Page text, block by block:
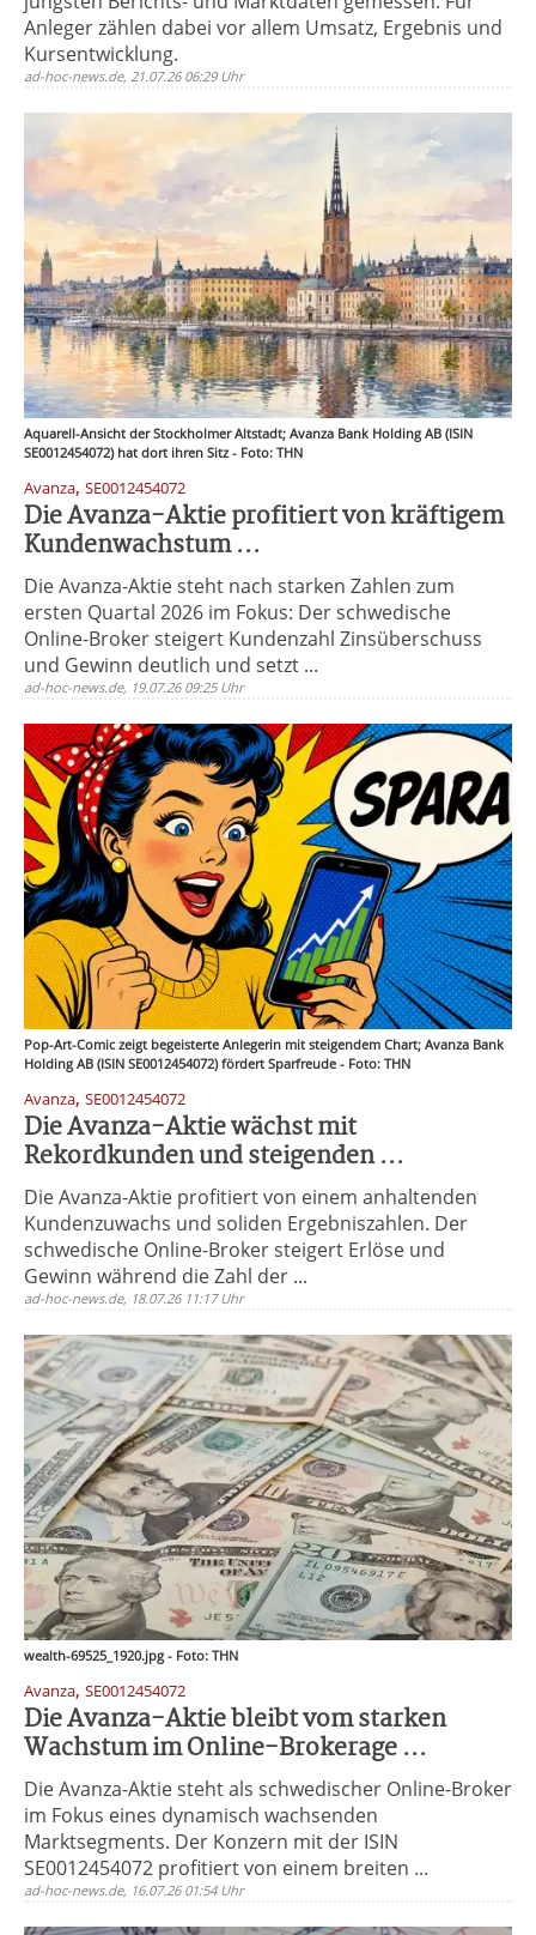
Anleger zählen dabei vor allem Umsatz, Ergebnis und
Kursentwicklung.
ad-hoc-news.de, 21.07.26 06:29 Uhr
Aquarell-Ansicht der Stockholmer Altstadt; Avanza Bank Holding AB (ISIN
SE0012454072) hat dort ihren Sitz - Foto: THN
Avanza, SE0012454072
Die Avanza-Aktie profitiert von kräftigem
Kundenwachstum ...
Die Avanza-Aktie steht nach starken Zahlen zum
ersten Quartal 2026 im Fokus: Der schwedische
Online-Broker steigert Kundenzahl Zinsüberschuss
und Gewinn deutlich und setzt ...
ad-hoc-news.de, 19.07.26 09:25 Uhr
Pop-Art-Comic zeigt begeisterte Anlegerin mit steigendem Chart; Avanza Bank
Holding AB (ISIN SE0012454072) fördert Sparfreude - Foto: THN
Avanza, SE0012454072
Die Avanza-Aktie wächst mit
Rekordkunden und steigenden ...
Die Avanza-Aktie profitiert von einem anhaltenden
Kundenzuwachs und soliden Ergebniszahlen. Der
schwedische Online-Broker steigert Erlöse und
Gewinn während die Zahl der ...
ad-hoc-news.de, 18.07.26 11:17 Uhr
wealth-69525_1920.jpg - Foto: THN
Avanza, SE0012454072
Die Avanza-Aktie bleibt vom starken
Wachstum im Online-Brokerage ...
Die Avanza-Aktie steht als schwedischer Online-Broker
im Fokus eines dynamisch wachsenden
Marktsegments. Der Konzern mit der ISIN
SE0012454072 profitiert von einem breiten ...
ad-hoc-news.de, 16.07.26 01:54 Uhr